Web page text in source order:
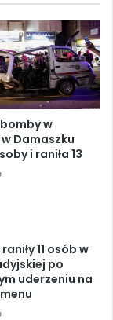
w
Damaszku
i raniła 13
11 osób w
po
uderzeniu na